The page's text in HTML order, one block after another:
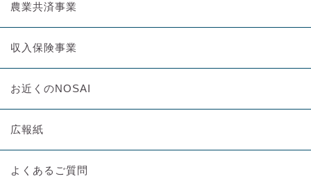
農業共済事業
収入保険事業
お近くのNOSAI
広報紙
よくあるご質問